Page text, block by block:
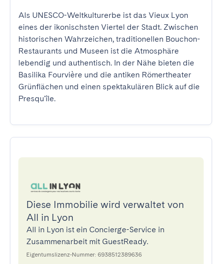
Als UNESCO-Weltkulturerbe ist das Vieux Lyon
eines der ikonischsten Viertel der Stadt. Zwischen
historischen Wahrzeichen, traditionellen Bouchon-
Restaurants und Museen ist die Atmosphäre
lebendig und authentisch. In der Nähe bieten die
Basilika Fourvière und die antiken Römertheater
Grünflächen und einen spektakulären Blick auf die
Presqu'île.
Diese Immobilie wird verwaltet von
All in Lyon
All in Lyon ist ein Concierge-Service in
Zusammenarbeit mit GuestReady.
Eigentumslizenz-Nummer: 6938512389636